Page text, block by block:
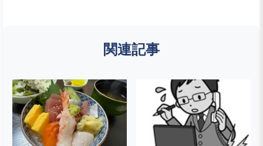
関連記事